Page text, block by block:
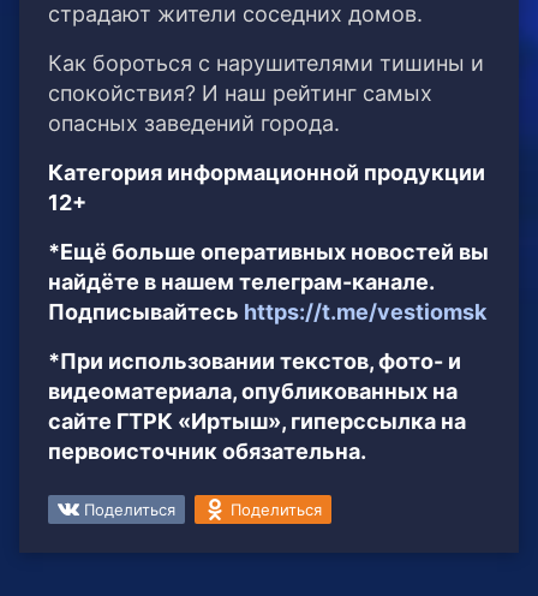
страдают жители соседних домов.
Как бороться с нарушителями тишины и
спокойствия? И наш рейтинг самых
опасных заведений города.
Категория информационной продукции
12+
*Ещё больше оперативных новостей вы
найдёте в нашем телеграм-канале.
Подписывайтесь https://t.me/vestiomsk
*При использовании текстов, фото- и
видеоматериала, опубликованных на
сайте ГТРК «Иртыш», гиперссылка на
первоисточник обязательна.
Поделиться Поделиться